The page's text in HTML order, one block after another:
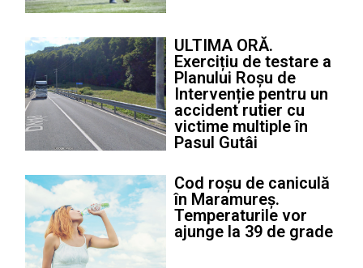
ULTIMA ORĂ.
Exercițiu de testare a
Planului Roșu de
Intervenție pentru un
accident rutier cu
victime multiple în
Pasul Gutâi
Cod roșu de caniculă
în Maramureș.
Temperaturile vor
ajunge la 39 de grade